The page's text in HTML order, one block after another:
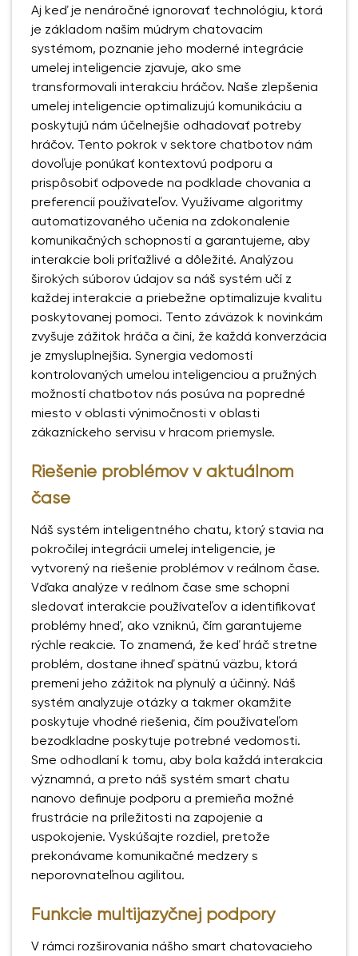
Aj keď je nenáročné ignorovať technológiu, ktorá
je základom naším múdrym chatovacím
systémom, poznanie jeho moderné integrácie
umelej inteligencie zjavuje, ako sme
transformovali interakciu hráčov. Naše zlepšenia
umelej inteligencie optimalizujú komunikáciu a
poskytujú nám účelnejšie odhadovať potreby
hráčov. Tento pokrok v sektore chatbotov nám
dovoľuje ponúkať kontextovú podporu a
prispôsobiť odpovede na podklade chovania a
preferencií používateľov. Využívame algoritmy
automatizovaného učenia na zdokonalenie
komunikačných schopností a garantujeme, aby
interakcie boli príťažlivé a dôležité. Analýzou
širokých súborov údajov sa náš systém učí z
každej interakcie a priebežne optimalizuje kvalitu
poskytovanej pomoci. Tento záväzok k novinkám
zvyšuje zážitok hráča a činí, že každá konverzácia
je zmysluplnejšia. Synergia vedomostí
kontrolovaných umelou inteligenciou a pružných
možností chatbotov nás posúva na popredné
miesto v oblasti výnimočnosti v oblasti
zákazníckeho servisu v hracom priemysle.
Riešenie problémov v aktuálnom
čase
Náš systém inteligentného chatu, ktorý stavia na
pokročilej integrácii umelej inteligencie, je
vytvorený na riešenie problémov v reálnom čase.
Vďaka analýze v reálnom čase sme schopní
sledovať interakcie používateľov a identifikovať
problémy hneď, ako vzniknú, čím garantujeme
rýchle reakcie. To znamená, že keď hráč stretne
problém, dostane ihneď spätnú väzbu, ktorá
premení jeho zážitok na plynulý a účinný. Náš
systém analyzuje otázky a takmer okamžite
poskytuje vhodné riešenia, čím používateľom
bezodkladne poskytuje potrebné vedomosti.
Sme odhodlaní k tomu, aby bola každá interakcia
významná, a preto náš systém smart chatu
nanovo definuje podporu a premieňa možné
frustrácie na príležitosti na zapojenie a
uspokojenie. Vyskúšajte rozdiel, pretože
prekonávame komunikačné medzery s
neporovnateľnou agilitou.
Funkcie multijazyčnej podpory
V rámci rozširovania nášho smart chatovacieho